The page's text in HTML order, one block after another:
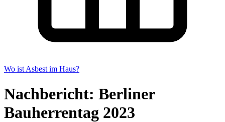
Wo ist Asbest im Haus?
Nachbericht: Berliner
Bauherrentag 2023